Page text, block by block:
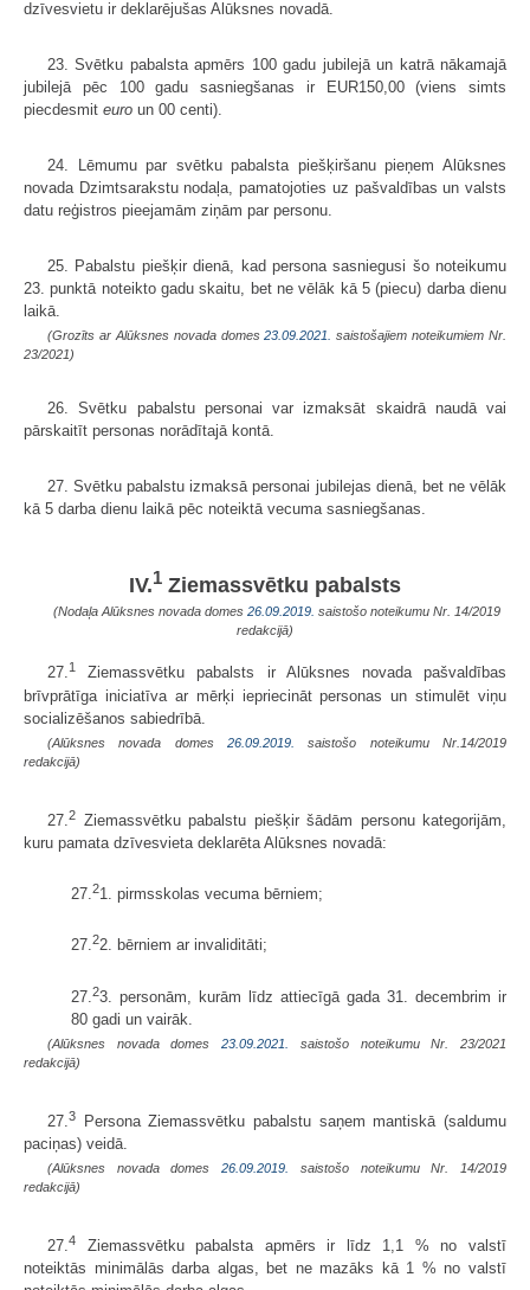
dzīvesvietu ir deklarējušas Alūksnes novadā.
23. Svētku pabalsta apmērs 100 gadu jubilejā un katrā nākamajā
jubilejā pēc 100 gadu sasniegšanas ir EUR150,00 (viens simts
piecdesmit euro un 00 centi).
24. Lēmumu par svētku pabalsta piešķiršanu pieņem Alūksnes
novada Dzimtsarakstu nodaļa, pamatojoties uz pašvaldības un valsts
datu reģistros pieejamām ziņām par personu.
25. Pabalstu piešķir dienā, kad persona sasniegusi šo noteikumu
23. punktā noteikto gadu skaitu, bet ne vēlāk kā 5 (piecu) darba dienu
laikā.
(Grozīts ar Alūksnes novada domes23.09.2021.
saistošajiem noteikumiem Nr.
23/2021)
26. Svētku pabalstu personai var izmaksāt skaidrā naudā vai
pārskaitīt personas norādītajā kontā.
27. Svētku pabalstu izmaksā personai jubilejas dienā, bet ne vēlāk
kā 5 darba dienu laikā pēc noteiktā vecuma sasniegšanas.
IV.1 Ziemassvētku pabalsts
(Nodaļa Alūksnes novada domes 26.09.2019. saistošo noteikumu Nr. 14/2019
redakcijā)
27.1
Ziemassvētku pabalsts ir Alūksnes novada pašvaldības
brīvprātīga iniciatīva ar mērķi iepriecināt personas un stimulēt viņu
socializēšanos sabiedrībā.
(Alūksnes novada domes 26.09.2019.
saistošo noteikumu Nr.14/2019
redakcijā)
27. 2 Ziemassvētku pabalstu piešķir šādām personu kategorijām,
kuru pamata dzīvesvieta deklarēta Alūksnes novadā:
27.21. pirmsskolas vecuma bērniem;
27.22. bērniem ar invaliditāti;
27. 23. personām, kurām līdz attiecīgā gada 31. decembrim ir
80 gadi un vairāk.
(Alūksnes novada domes23.09.2021.
saistošo noteikumu Nr. 23/2021
redakcijā)
27.3
Persona Ziemassvētku pabalstu saņem mantiskā (saldumu
paciņas) veidā.
(Alūksnes novada domes26.09.2019.
saistošo noteikumu Nr. 14/2019
redakcijā)
27.4
Ziemassvētku pabalsta apmērs ir līdz 1,1 % no valstī
noteiktās minimālās darba algas, bet ne mazāks kā 1 % no valstī